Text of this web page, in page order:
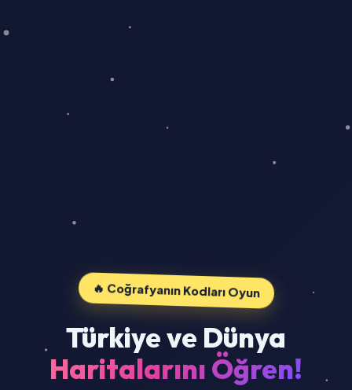
🔥 Coğrafyanın Kodları Oyun
Türkiye ve Dünya
Haritalarını Öğren!